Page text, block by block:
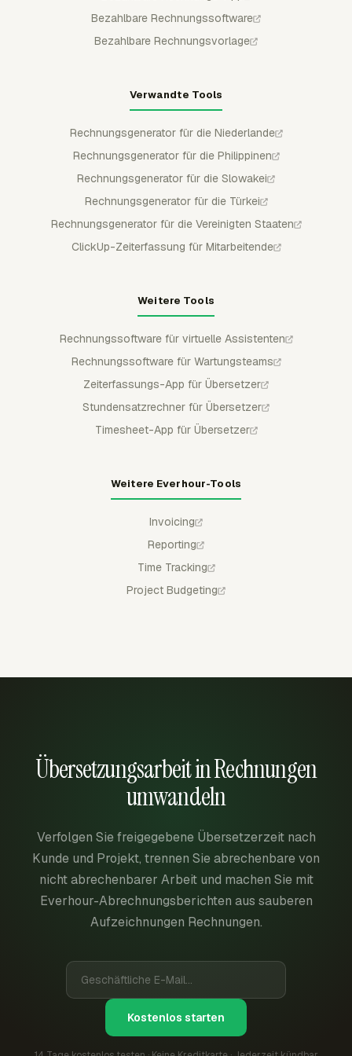
Bezahlbare Rechnungssoftware
Bezahlbare Rechnungsvorlage
Verwandte Tools
Rechnungsgenerator für die Niederlande
Rechnungsgenerator für die Philippinen
Rechnungsgenerator für die Slowakei
Rechnungsgenerator für die Türkei
Rechnungsgenerator für die Vereinigten Staaten
ClickUp-Zeiterfassung für Mitarbeitende
Weitere Tools
Rechnungssoftware für virtuelle Assistenten
Rechnungssoftware für Wartungsteams
Zeiterfassungs-App für Übersetzer
Stundensatzrechner für Übersetzer
Timesheet-App für Übersetzer
Weitere Everhour-Tools
Invoicing
Reporting
Time Tracking
Project Budgeting
Übersetzungsarbeit in Rechnungen
umwandeln
Verfolgen Sie freigegebene Übersetzerzeit nach
Kunde und Projekt, trennen Sie abrechenbare von
nicht abrechenbarer Arbeit und machen Sie mit
Everhour-Abrechnungsberichten aus sauberen
Aufzeichnungen Rechnungen.
Kostenlos starten